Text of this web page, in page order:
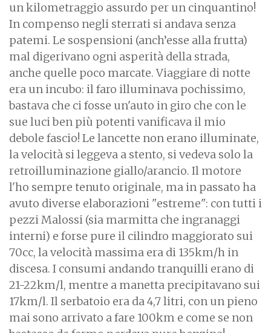
un kilometraggio assurdo per un cinquantino!
In compenso negli sterrati si andava senza
patemi. Le sospensioni (anch’esse alla frutta)
mal digerivano ogni asperità della strada,
anche quelle poco marcate. Viaggiare di notte
era un incubo: il faro illuminava pochissimo,
bastava che ci fosse un'auto in giro che con le
sue luci ben più potenti vanificava il mio
debole fascio! Le lancette non erano illuminate,
la velocità si leggeva a stento, si vedeva solo la
retroilluminazione giallo/arancio. Il motore
l'ho sempre tenuto originale, ma in passato ha
avuto diverse elaborazioni "estreme": con tutti i
pezzi Malossi (sia marmitta che ingranaggi
interni) e forse pure il cilindro maggiorato sui
70cc, la velocità massima era di 135km/h in
discesa. I consumi andando tranquilli erano di
21-22km/l, mentre a manetta precipitavano sui
17km/l. Il serbatoio era da 4,7 litri, con un pieno
mai sono arrivato a fare 100km e come se non